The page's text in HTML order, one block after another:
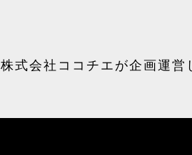
株式会社ココチエが企画運営